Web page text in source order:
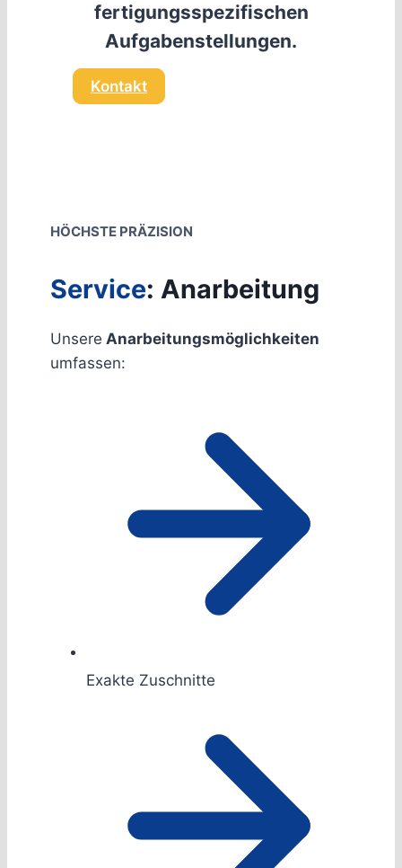
fertigungsspezifischen
Aufgabenstellungen.
Kontakt
HÖCHSTE PRÄZISION
Service: Anarbeitung
Unsere Anarbeitungsmöglichkeiten
umfassen:
Exakte Zuschnitte